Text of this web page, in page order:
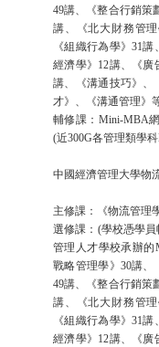
49講、《整合行銷策
講、《北大財務管
《組織行為學》31
經濟學》12講、《廣
講、《溝通技巧》、
才》、《溝通管理》等
輔修課：Mini-MBA
(近300G各管理類學
中國經濟管理大學物
主修課：《物流管理
選修課：(學校憑學
管理人才學校承辦
戰略管理學》30講、
49講、《整合行銷策
講、《北大財務管
《組織行為學》31
經濟學》12講、《廣